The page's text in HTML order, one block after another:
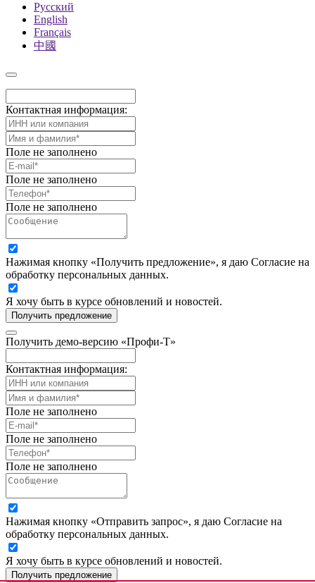
Русский
English
Français
中國
Контактная информация:
Поле не заполнено
Поле не заполнено
Поле не заполнено
Нажимая кнопку «Получить предложение», я даю Согласие на
обработку персональных данных.
Я хочу быть в курсе обновлений и новостей.
Получить предложение
Получить демо-версию «Профи-Т»
Контактная информация:
Поле не заполнено
Поле не заполнено
Поле не заполнено
Нажимая кнопку «Отправить запрос», я даю Согласие на
обработку персональных данных.
Я хочу быть в курсе обновлений и новостей.
Получить предложение